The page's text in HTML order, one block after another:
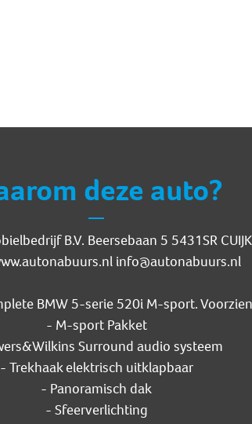
deze auto?
B.V. Beersebaan 5 5431SR
info@autonabuurs.nl
BMW 5-serie 520i M-sport.
- M-sport Pakket
Surround audio systeem
- Trekhaak elektrisch uitklapbaar
- Panoramisch dak
- Sfeerverlichting